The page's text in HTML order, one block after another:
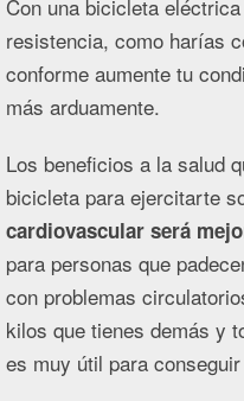
Con una bicicleta
resistencia, como harías
conforme aumente tu
más arduamente.
Los beneficios a la salud
bicicleta para ejercitarte
cardiovascular será
para personas que
con problemas
kilos que tienes demás y
es muy útil para